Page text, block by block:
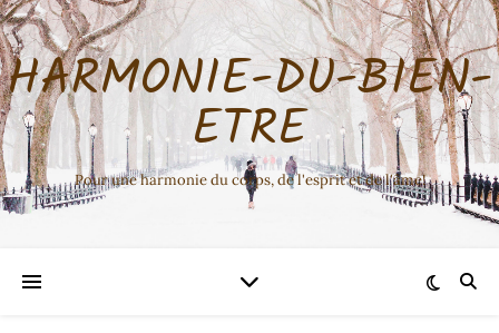
HARMONIE-DU-BIEN-
ETRE
Pour une harmonie du corps, de l'esprit et de l'âme!